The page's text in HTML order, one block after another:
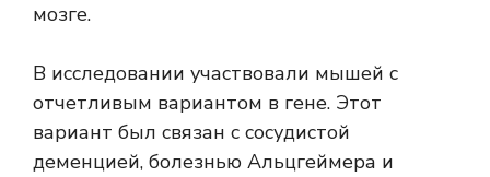
мозге.
В исследовании участвовали мышей с
отчетливым вариантом в гене. Этот
вариант был связан с сосудистой
деменцией, болезнью Альцгеймера и